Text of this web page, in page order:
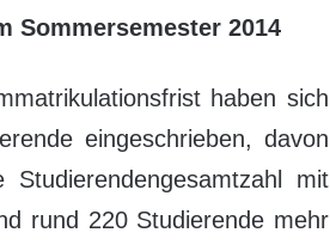
Sommersemester 2014
haben sich
eingeschrieben, davon
mit
rund 220 Studierende mehr